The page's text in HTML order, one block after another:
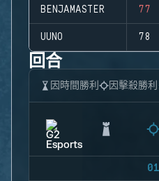
BENJAMASTER 77
UUNO 78
回合
因時間勝利 因擊殺勝利
01